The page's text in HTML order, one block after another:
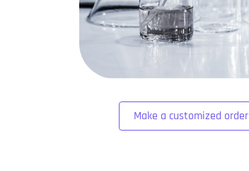
Make a customized order